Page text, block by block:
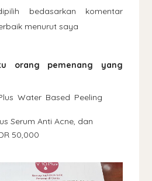
bedasarkan komentar
menurut saya
orang pemenang yang
Water Based Peeling
Serum Anti Acne, dan
50,000